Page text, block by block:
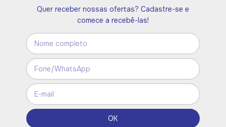
Quer receber nossas ofertas? Cadastre-se e
comece a recebê-las!